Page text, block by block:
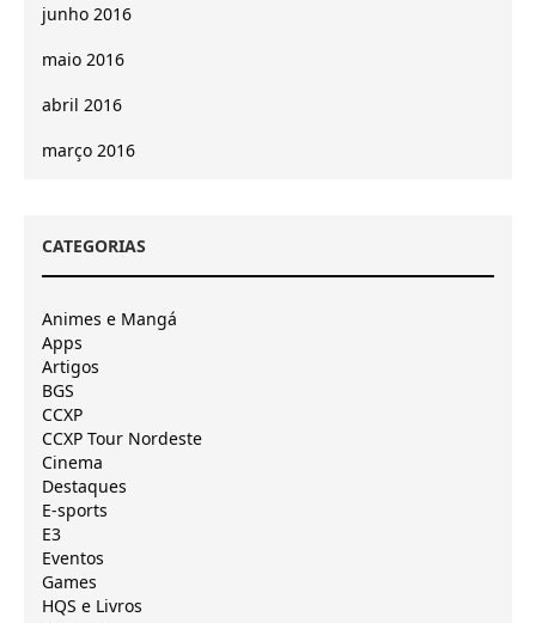
junho 2016
maio 2016
abril 2016
março 2016
CATEGORIAS
Animes e Mangá
Apps
Artigos
BGS
CCXP
CCXP Tour Nordeste
Cinema
Destaques
E-sports
E3
Eventos
Games
HQS e Livros